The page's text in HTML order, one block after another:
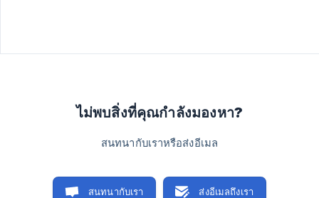
ไม่พบสิ่งที่คุณกำลังมองหา?
สนทนากับเราหรือส่งอีเมล
สนทนากับเรา ส่งอีเมลถึงเรา